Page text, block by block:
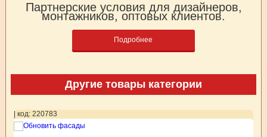
Партнерские условия для дизайнеров,
монтажников, оптовых клиентов.
Подробнее
Другие товары категории
| код: 220783